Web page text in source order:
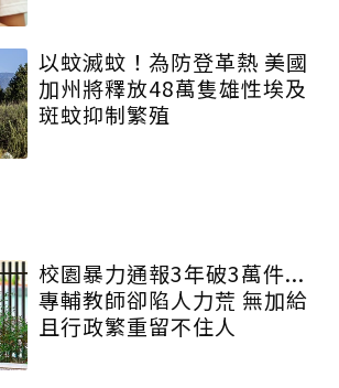
以蚊滅蚊！為防登革熱 美國
加州將釋放48萬隻雄性埃及
斑蚊抑制繁殖
校園暴力通報3年破3萬件...
專輔教師卻陷人力荒 無加給
且行政繁重留不住人